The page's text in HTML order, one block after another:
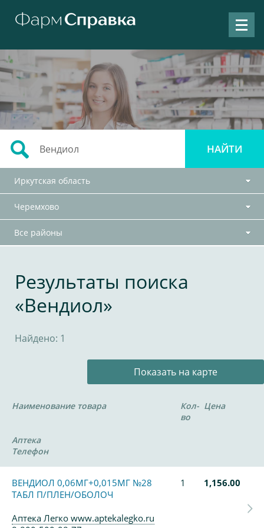
Иркутская область
Черемхово
Все районы
Результаты поиска
«Вендиол»
Найдено: 1
Показать на карте
Наименование товара
Кол-
во
Цена
Аптека
Телефон
ВЕНДИОЛ 0,06МГ+0,015МГ №28
ТАБЛ П/ПЛЕН/ОБОЛОЧ
1 1,156.00
Аптека Легко www.aptekalegko.ru